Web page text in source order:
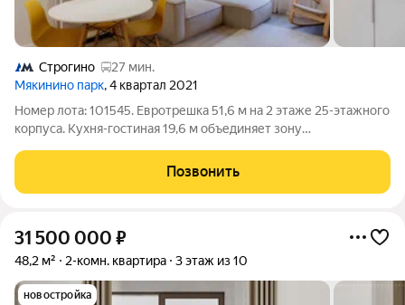
Строгино
27 мин.
Мякинино парк, 4 квартал 2021
Номер лота: 101545. Евротрешка 51,6 м на 2 этаже 25-этажного
корпуса. Кухня-гостиная 19,6 м объединяет зону
спальни 10,2 и 9,7 м - под детскую или кабинет. Санузел 4,5 м,
второе помещение
Позвонить
31 500 000 ₽
48,2 м² 2-комн. квартира 3 этаж из 10
новостройка